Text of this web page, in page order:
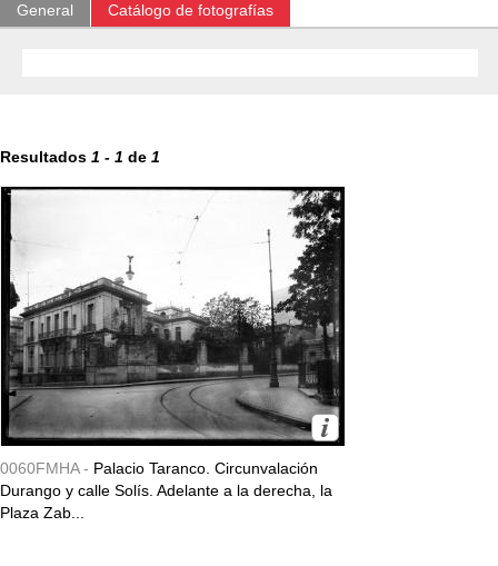
General Catálogo de fotografías
Resultados 1 - 1 de 1
0060FMHA - Palacio Taranco. Circunvalación
Durango y calle Solís. Adelante a la derecha, la
Plaza Zab...